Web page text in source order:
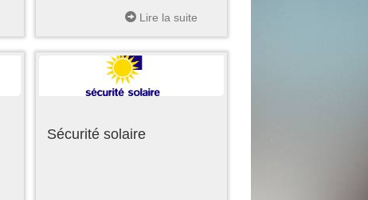
Lire la suite
Sécurité solaire